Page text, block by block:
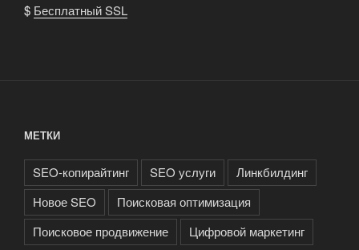
$ Бесплатный SSL
МЕТКИ
SEO-копирайтинг SEO услуги
Линкбилдинг
Новое SEO
Поисковая оптимизация
Поисковое продвижение
Цифровой маркетинг